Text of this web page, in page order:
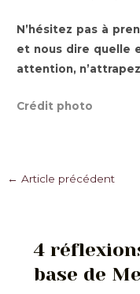
N’hésitez pas à
et nous dire quelle
attention,
Crédit photo
Navigation
← Article précédent
4
base de